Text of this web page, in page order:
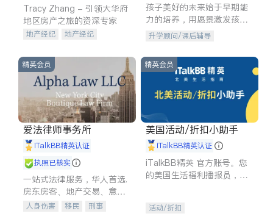
Tracy Zhang - 引领大华府
地区房产之旅的资深专家
地产经纪
地产经纪
商铺租售
孩子美好的未来始于早期能
力的培养，用愿景激发孩子
的学习潜力和动力。理念：
拥有成长型心态是成功的基
石。
升学顾问/课后辅导
精英会员
爱法律师事务所
iTalkBB精英认证
执照已核实
一站式法律服务，华人首选.
房东房客、地产交易、意外
伤害、车祸重伤、商业诉
人身伤害 移民
刑事
精英会员
美国活动/折扣小助手
iTalkBB精英认证
iTalkBB精英 官方账号。您
的美国生活福利播报员，精
专属福利。
活动/折扣